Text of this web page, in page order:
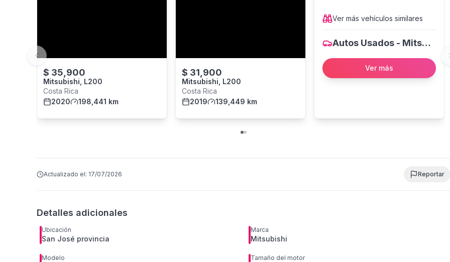
$ 35,900
Mitsubishi, L200
Costa Rica
2020
198,441 km
$ 31,900
Mitsubishi, L200
Costa Rica
2019
139,449 km
Ver más vehículos similares
Autos Usados - Mitsubishi
Ver más
Previous slide
Actualizado el: 17/07/2026 Reportar
Detalles adicionales
Ubicación
San José provincia
Marca
Mitsubishi
Modelo Tamaño del motor